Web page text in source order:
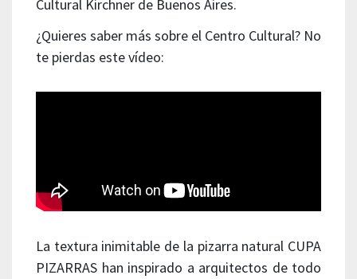
Cultural Kirchner de Buenos Aires.
¿Quieres saber más sobre el Centro Cultural? No
te pierdas este vídeo:
La textura inimitable de la pizarra natural CUPA
PIZARRAS han inspirado a arquitectos de todo